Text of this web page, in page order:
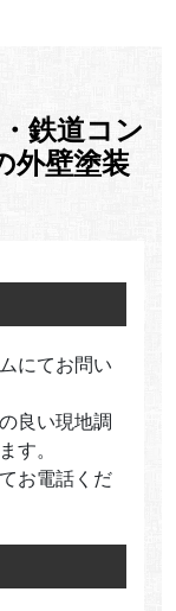
鉄道コン
外壁塗装
にてお問い
良い現地調
す。
お電話くだ